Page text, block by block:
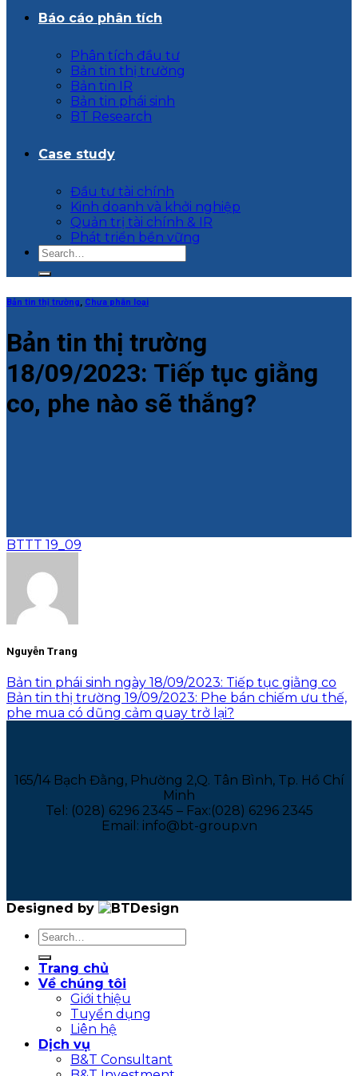
Báo cáo phân tích
Phân tích đầu tư
Bản tin thị trường
Bản tin IR
Bản tin phái sinh
BT Research
Case study
Đầu tư tài chính
Kinh doanh và khởi nghiệp
Quản trị tài chính & IR
Phát triển bền vững
Bản tin thị trường, Chưa phân loại
Bản tin thị trường
18/09/2023: Tiếp tục giằng
co, phe nào sẽ thắng?
BTTT 19_09
Nguyễn Trang
Bản tin phái sinh ngày 18/09/2023: Tiếp tục giằng co
Bản tin thị trường 19/09/2023: Phe bán chiếm ưu thế,
phe mua có dũng cảm quay trở lại?
165/14 Bạch Đằng, Phường 2,Q. Tân Bình, Tp. Hồ Chí
Minh
Tel: (028) 6296 2345 – Fax:(028) 6296 2345
Email: info@bt-group.vn
Designed by
Trang chủ
Về chúng tôi
Giới thiệu
Tuyển dụng
Liên hệ
Dịch vụ
B&T Consultant